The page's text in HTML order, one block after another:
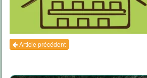
Article précédent